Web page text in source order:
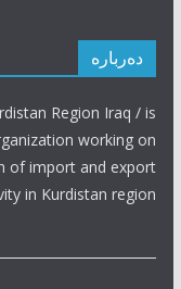
دەربارە
Region Iraq / is
working on
of import and export
in Kurdistan region.